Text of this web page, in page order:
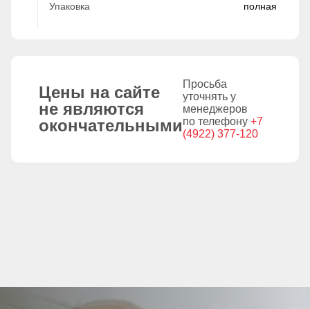
Упаковка полная
Цены на сайте
не являются
окончательными
Просьба
уточнять у
менеджеров
по телефону +7
(4922) 377-120